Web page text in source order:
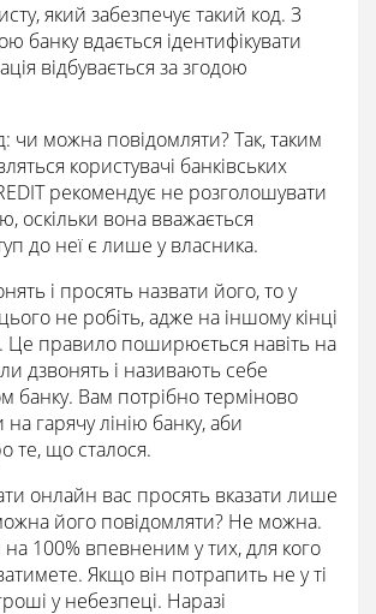
який забезпечує такий код. З
банку вдається ідентифікувати
відбувається за згодою
чи можна повідомляти? Так, таким
користувачі банківських
рекомендує не розголошувати
оскільки вона вважається
до неї є лише у власника.
і просять назвати його, то у
не робіть, адже на іншому кінці
Це правило поширюється навіть на
дзвонять і називають себе
банку. Вам потрібно терміново
гарячу лінію банку, аби
те, що сталося.
онлайн вас просять вказати лише
його повідомляти? Не можна.
на 100% впевненим у тих, для кого
Якщо він потрапить не у ті
у небезпеці. Наразі